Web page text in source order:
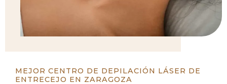
MEJOR CENTRO DE DEPILACIÓN LÁSER DE
ENTRECEJO EN ZARAGOZA